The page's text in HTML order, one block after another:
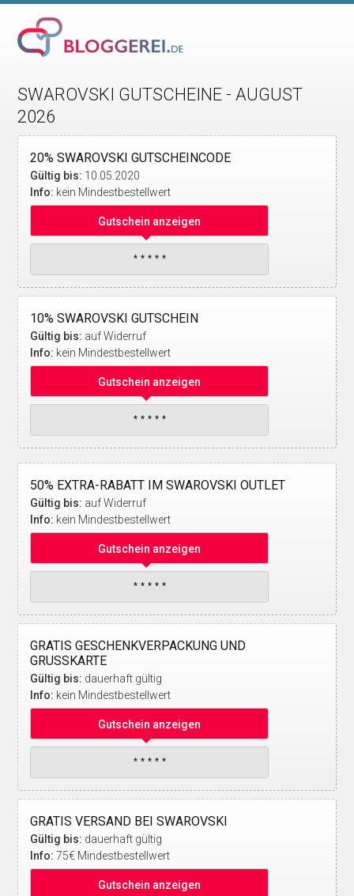
SWAROVSKI GUTSCHEINE - AUGUST
2026
20% SWAROVSKI GUTSCHEINCODE
Gültig bis: 10.05.2020
Info: kein Mindestbestellwert
Gutschein anzeigen
10% SWAROVSKI GUTSCHEIN
Gültig bis: auf Widerruf
Info: kein Mindestbestellwert
Gutschein anzeigen
50% EXTRA-RABATT IM SWAROVSKI OUTLET
Gültig bis: auf Widerruf
Info: kein Mindestbestellwert
Gutschein anzeigen
GRATIS GESCHENKVERPACKUNG UND
GRUSSKARTE
Gültig bis: dauerhaft gültig
Info: kein Mindestbestellwert
Gutschein anzeigen
GRATIS VERSAND BEI SWAROVSKI
Gültig bis: dauerhaft gültig
Info: 75€ Mindestbestellwert
Gutschein anzeigen